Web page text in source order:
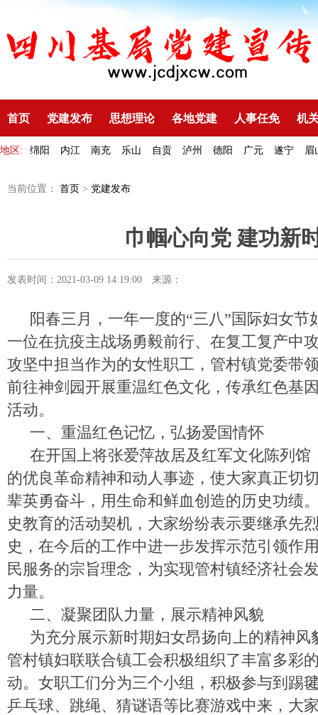
首页 党建发布 思想理论 各地党建 人事任免 机
地区: 绵阳 内江 南充 乐山 自贡 泸州 德阳 广元 遂宁 眉
当前位置： 首页 > 党建发布
巾帼心向党 建功新
发表时间：2021-03-09 14:19:00 来源：
阳春三月，一年一度的“三八”国际妇女节
一位在抗疫主战场勇毅前行、在复工复产中
攻坚中担当作为的女性职工，管村镇党委带
前往神剑园开展重温红色文化，传承红色基
活动。
一、重温红色记忆，弘扬爱国情怀
在开国上将张爱萍故居及红军文化陈列馆
的优良革命精神和动人事迹，使大家真正切
辈英勇奋斗，用生命和鲜血创造的历史功绩
史教育的活动契机，大家纷纷表示要继承先
史，在今后的工作中进一步发挥示范引领作
民服务的宗旨理念，为实现管村镇经济社会
力量。
二、凝聚团队力量，展示精神风貌
为充分展示新时期妇女昂扬向上的精神风
管村镇妇联联合镇工会积极组织了丰富多彩
动。女职工们分为三个小组，积极参与到踢
乒乓球、跳绳、猜谜语等比赛游戏中来，大